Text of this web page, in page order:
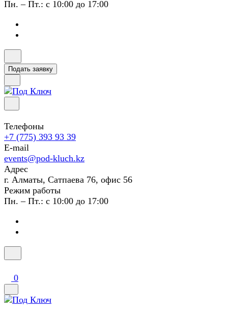
Пн. – Пт.: с 10:00 до 17:00
Подать заявку
Телефоны
+7 (775) 393 93 39
E-mail
events@pod-kluch.kz
Адрес
г. Алматы, Сатпаева 76, офис 56
Режим работы
Пн. – Пт.: с 10:00 до 17:00
0